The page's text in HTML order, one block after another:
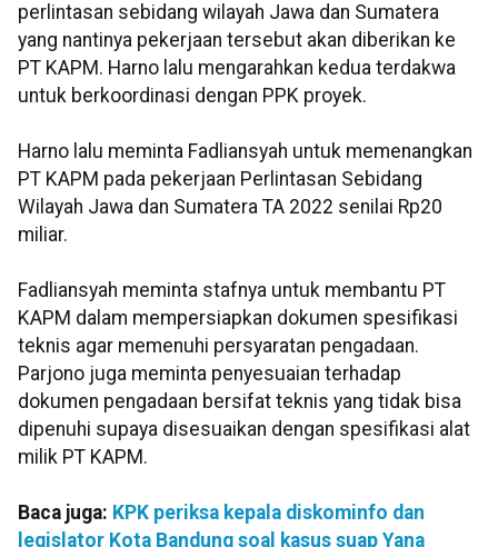
perlintasan sebidang wilayah Jawa dan Sumatera
yang nantinya pekerjaan tersebut akan diberikan ke
PT KAPM. Harno lalu mengarahkan kedua terdakwa
untuk berkoordinasi dengan PPK proyek.
Harno lalu meminta Fadliansyah untuk memenangkan
PT KAPM pada pekerjaan Perlintasan Sebidang
Wilayah Jawa dan Sumatera TA 2022 senilai Rp20
miliar.
Fadliansyah meminta stafnya untuk membantu PT
KAPM dalam mempersiapkan dokumen spesifikasi
teknis agar memenuhi persyaratan pengadaan.
Parjono juga meminta penyesuaian terhadap
dokumen pengadaan bersifat teknis yang tidak bisa
dipenuhi supaya disesuaikan dengan spesifikasi alat
milik PT KAPM.
Baca juga: KPK periksa kepala diskominfo dan
legislator Kota Bandung soal kasus suap Yana